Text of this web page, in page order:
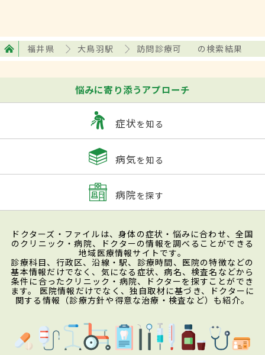
福井県 大鳥羽駅 訪問診療可 の検索結果
悩みに寄り添うアプローチ
症状を知る
病気を知る
病院を探す
ドクターズ・ファイルは、身体の症状・悩みに合わせ、全国
のクリニック・病院、ドクターの情報を調べることができる
地域医療情報サイトです。
診療科目、行政区、沿線・駅、診療時間、医院の特徴などの
基本情報だけでなく、気になる症状、病名、検査名などから
条件に合ったクリニック・病院、ドクターを探すことができ
ます。 医院情報だけでなく、独自取材に基づき、ドクターに
関する情報（診療方針や得意な治療・検査など）も紹介。